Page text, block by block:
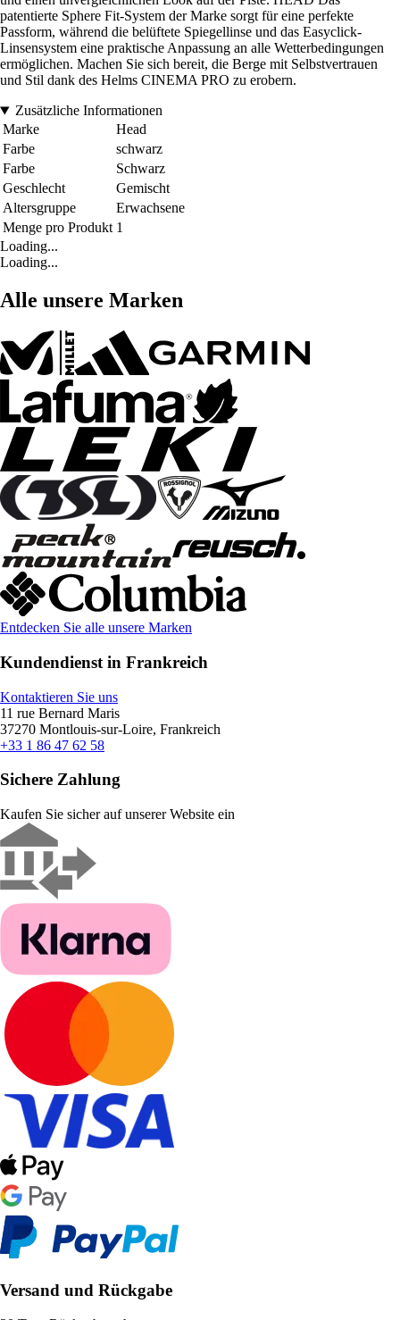
patentierte Sphere Fit-System der Marke sorgt für eine perfekte
Passform, während die belüftete Spiegellinse und das Easyclick-
Linsensystem eine praktische Anpassung an alle Wetterbedingungen
ermöglichen. Machen Sie sich bereit, die Berge mit Selbstvertrauen
und Stil dank des Helms CINEMA PRO zu erobern.
Zusätzliche Informationen
Marke
Head
Farbe
schwarz
Farbe
Schwarz
Geschlecht
Gemischt
Altersgruppe
Erwachsene
Menge pro Produkt 1
Loading...
Loading...
Alle unsere Marken
Entdecken Sie alle unsere Marken
Kundendienst in Frankreich
Kontaktieren Sie uns
11 rue Bernard Maris
37270 Montlouis-sur-Loire, Frankreich
+33 1 86 47 62 58
Sichere Zahlung
Kaufen Sie sicher auf unserer Website ein
Versand und Rückgabe